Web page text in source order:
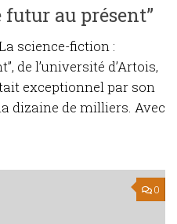
au présent”
science-fiction :
de l’université d’Artois,
exceptionnel par son
dizaine de milliers. Avec
0